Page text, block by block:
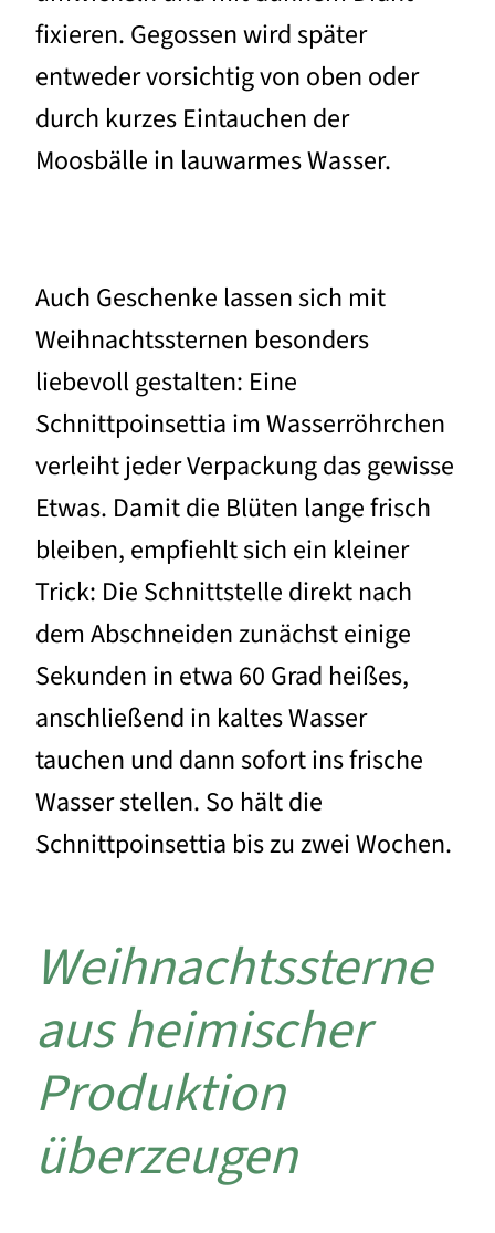
fixieren. Gegossen wird später
entweder vorsichtig von oben oder
durch kurzes Eintauchen der
Moosbälle in lauwarmes Wasser.
Auch Geschenke lassen sich mit
Weihnachtssternen besonders
liebevoll gestalten: Eine
Schnittpoinsettia im Wasserröhrchen
verleiht jeder Verpackung das gewisse
Etwas. Damit die Blüten lange frisch
bleiben, empfiehlt sich ein kleiner
Trick: Die Schnittstelle direkt nach
dem Abschneiden zunächst einige
Sekunden in etwa 60 Grad heißes,
anschließend in kaltes Wasser
tauchen und dann sofort ins frische
Wasser stellen. So hält die
Schnittpoinsettia bis zu zwei Wochen.
Weihnachtssterne
aus heimischer
Produktion
überzeugen